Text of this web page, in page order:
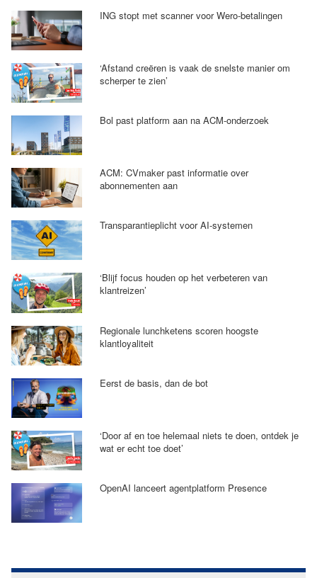
ING stopt met scanner voor Wero-betalingen
‘Afstand creëren is vaak de snelste manier om
scherper te zien’
Bol past platform aan na ACM-onderzoek
ACM: CVmaker past informatie over
abonnementen aan
Transparantieplicht voor AI-systemen
‘Blijf focus houden op het verbeteren van
klantreizen’
Regionale lunchketens scoren hoogste
klantloyaliteit
Eerst de basis, dan de bot
‘Door af en toe helemaal niets te doen, ontdek je
wat er echt toe doet’
OpenAI lanceert agentplatform Presence